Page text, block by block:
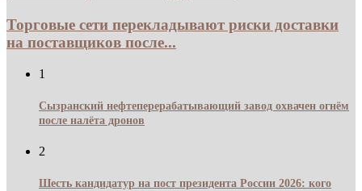
Торговые сети перекладывают риски доставки
на поставщиков после...
1
Сызранский нефтеперерабатывающий завод охвачен огнём
после налёта дронов
2
Шесть кандидатур на пост президента России 2026: кого